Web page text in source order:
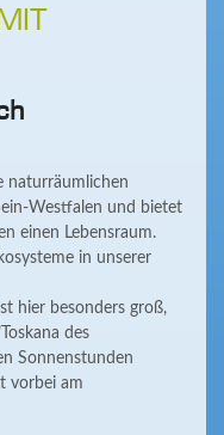
naturräumlichen
Westfalen und bietet
einen Lebensraum.
in unserer
hier besonders groß,
des
Sonnenstunden
vorbei am